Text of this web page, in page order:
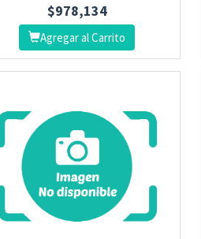
$978,134
Agregar al Carrito